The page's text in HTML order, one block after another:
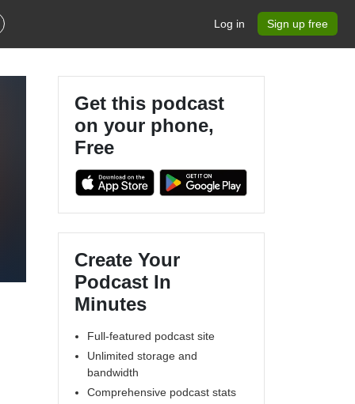
Log in Sign up free
Get this podcast
on your phone,
Free
Create Your
Podcast In
Minutes
Full-featured podcast site
Unlimited storage and
bandwidth
Comprehensive podcast stats